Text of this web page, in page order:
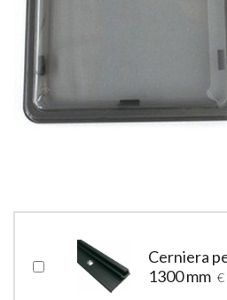
Cerniera
1300 mm €